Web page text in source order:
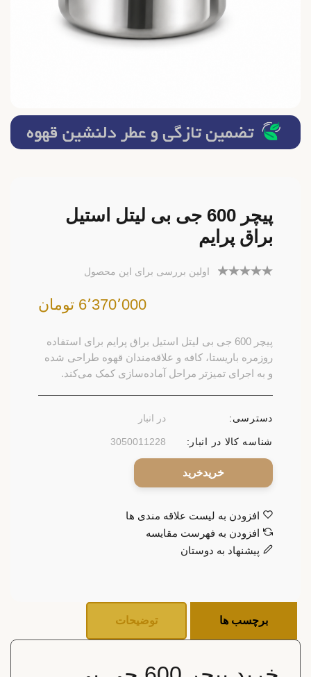
پیچر 600 جی بی لیتل استیل
براق پرایم
اولین بررسی برای این محصول
6٬370٬000 تومان
پیچر 600 جی بی لیتل استیل براق پرایم برای استفاده
روزمره باریستا، کافه و علاقه‌مندان قهوه طراحی شده
و به اجرای تمیزتر مراحل آماده‌سازی کمک می‌کند.
دسترسی: در انبار
شناسه کالا در انبار: 3050011228
خرید
افزودن به لیست علاقه مندی ها
افزودن به فهرست مقایسه
پیشنهاد به دوستان
توضیحات برچسب ها